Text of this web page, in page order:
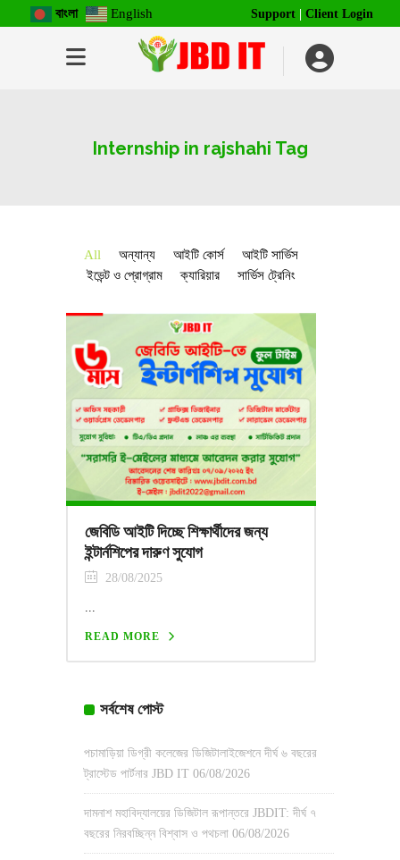
বাংলা English Support Client Login
Internship in rajshahi Tag
All অন্যান্য আইটি কোর্স
আইটি সার্ভিস
ইভেন্ট ও প্রোগ্রাম
ক্যারিয়ার সার্ভিস ট্রেনিং
জেবিডি আইটি দিচ্ছে শিক্ষার্থীদের জন্য
ইন্টার্নশিপের দারুণ সুযোগ
28/08/2025
...
READ MORE
সর্বশেষ পোস্ট
পচামাড়িয়া ডিগ্রী কলেজের ডিজিটালাইজেশনে দীর্ঘ ৬ বছরের
ট্রাস্টেড পার্টনার JBD IT 06/08/2026
দামনাশ মহাবিদ্যালয়ের ডিজিটাল রূপান্তরে JBDIT: দীর্ঘ ৭
বছরের নিরবচ্ছিন্ন বিশ্বাস ও পথচলা 06/08/2026